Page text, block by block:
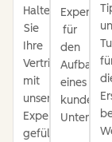
Halten
Sie
Ihre
Vertriebspipeline
mit
unseren
Expertentipps
gefüllt.
für
den
Aufbau
eines